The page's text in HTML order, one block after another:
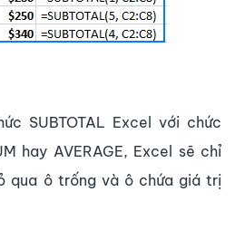
SUBTOTAL Excel với chức
hay AVERAGE, Excel sẽ chỉ
qua ô trống và ô chứa giá trị